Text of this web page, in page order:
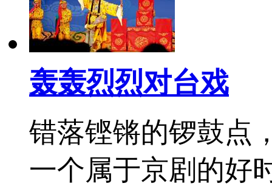
轰轰烈烈对台戏
错落铿锵的锣鼓点
一个属于京剧的好